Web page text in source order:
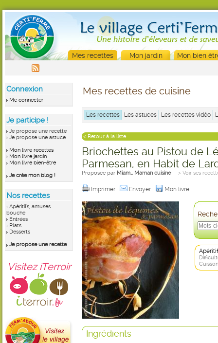
Mes recettes Mon jardin Mon bien
Connexion
Me connecter
Je participe !
Je propose une recette
Je propose une astuce
Mon livre recettes
Mon livre jardin
Mon livre bien-être
Je crée mon blog !
Nos recettes
Apéritifs, amuses
bouche
Entrées
Plats
Desserts
Je propose une recette
Visitez iTerroir
Mes recettes de cuisine
Les recettes Les astuces Les recettes vidéo
< Retour à la liste
Briochettes au Pistou de
Parmesan, en Habit de
Proposée par Miam… Maman cuisine > Voir ses
Imprimer Envoyer Mon livre
Ingrédients